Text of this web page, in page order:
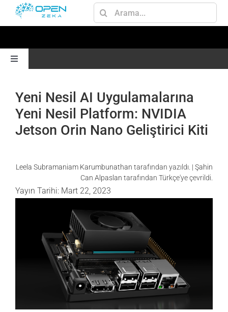
Ara:
Toggle
GEN AI
AI
VERİ MERKEZİ
Yeni Nesil AI Uygulamalarına
Yeni Nesil Platform: NVIDIA
Jetson Orin Nano Geliştirici Kiti
Leela Subramaniam Karumbunathan tarafından yazıldı. |Şahin
Can Alpaslan tarafından Türkçe'ye çevrildi.
Yayın Tarihi: Mart 22, 2023